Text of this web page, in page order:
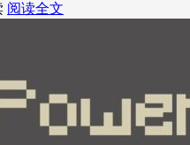
阅读全文